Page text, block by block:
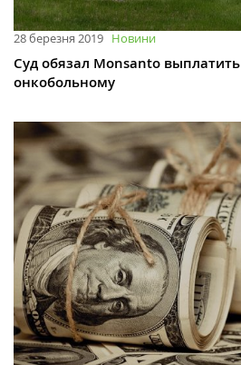
28 березня 2019 Новини
Суд обязал Monsanto
онкобольному